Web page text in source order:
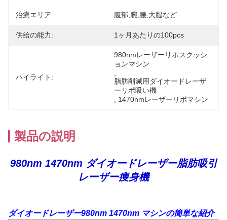
治療エリア: 腹部,腕,腰,大腿など
供給の能力: 1ヶ月あたりの100pcs
ハイライト:
980nmレーザーリポスクッシ
ョンマシン
脂肪削減用ダイオードレーザ
ーリポ吸い機
1470nmレーザーリポマシン
製品の説明
980nm 1470nm ダイオードレーザー脂肪吸引
レーザー痩身機
ダイオードレーザー980nm 1470nm マシンの簡単な紹介